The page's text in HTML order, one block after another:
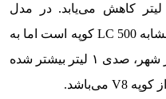
که برای سواری در جاده به ۶.۹ لیتر کاهش می‌یابد. در مدل
کانورتیبل، پیکربندی پیشرانه دقیقا مشابه LC 500 کوپه است اما به
دلیل وزن بیشتر، مصرف سوخت در شهر، صدی ۱ لیتر بیشتر شده